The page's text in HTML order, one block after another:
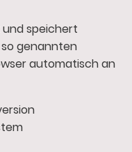
und speichert
genannten
automatisch an